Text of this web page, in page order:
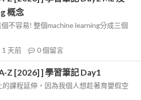
概念
不容易! 整個machine learning分成三個
1 天前 0個留言
Z [2026] ] 學習筆記 Day1
課程延伸，因為我個人想趁著育嬰假空